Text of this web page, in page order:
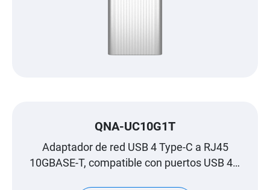
QNA-UC10G1T
Adaptador de red USB 4 Type-C a RJ45
10GBASE-T, compatible con puertos USB 4 y